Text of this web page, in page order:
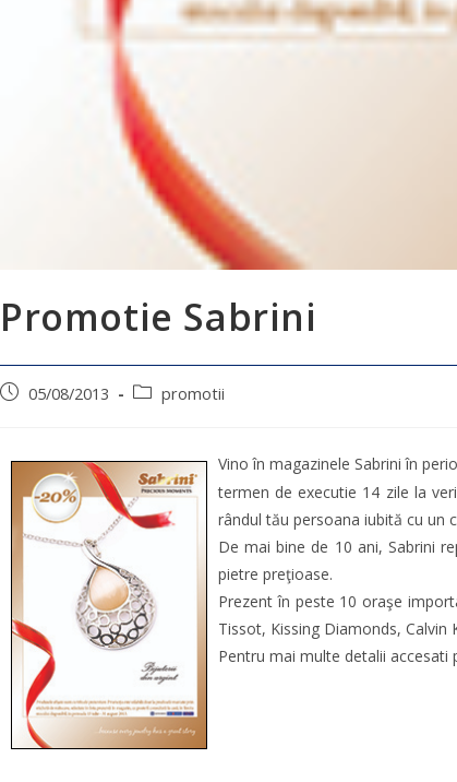
Promotie Sabrini
05/08/2013 promotii
Vino în magazinele Sabrini în
termen de executie 14 zile la
rândul tău persoana iubită cu un
De mai bine de 10 ani, Sabrini
pietre preţioase.
Prezent în peste 10 oraşe
Tissot, Kissing Diamonds, Calvin
Pentru mai multe detalii accesati